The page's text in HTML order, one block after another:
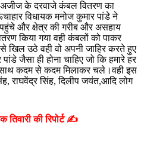
अजीज के दरवाजे कंबल वितरण का
विधायक मनोज कुमार पांडे ने
और क्षेत्र की गरीब और असहाय
किया गया वहीकंबलों को पाकर
खिल उठे वही वो अपनी जाहिर करते हुए
जैसा ही होना चाहिए जो कि हमारे हर
कदम से कदम मिलाकर चले।वही इस
राघवेंद्र सिंह, दिलीप जयंत,आदि लोग
तिवारी की रिपोर्ट ✍️